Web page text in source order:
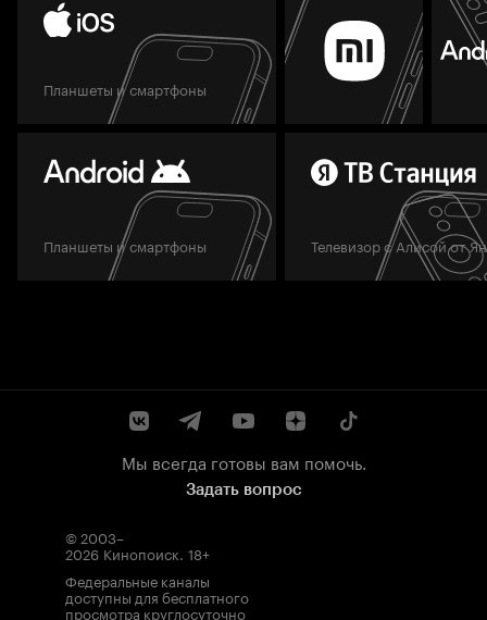
Планшеты и смартфоны
Планшеты и смартфоны Телевизор с Алисой от
Мы всегда готовы вам помочь.
Задать вопрос
© 2003–
2026 Кинопоиск. 18+
Федеральные каналы
доступны для бесплатного
просмотра круглосуточно